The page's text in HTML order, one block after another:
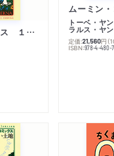
ムーミン・コミックス １ 黄金のしっぽ
トーベ・ヤ
ラルス・ヤ
定価:21,560円
ISBN:978-4-480-